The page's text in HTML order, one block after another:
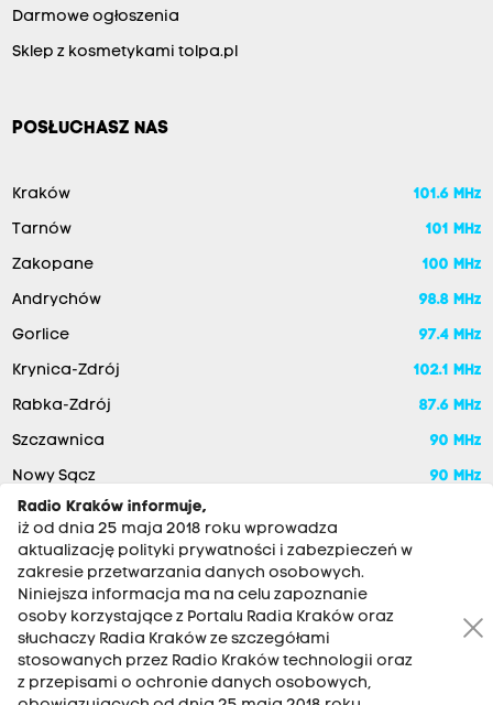
Darmowe ogłoszenia
Sklep z kosmetykami tolpa.pl
POSŁUCHASZ NAS
Kraków 101.6 MHz
Tarnów 101 MHz
Zakopane 100 MHz
Andrychów 98.8 MHz
Gorlice 97.4 MHz
Krynica-Zdrój 102.1 MHz
Rabka-Zdrój 87.6 MHz
Szczawnica 90 MHz
Nowy Sącz 90 MHz
RADIO KRAKÓW SA. Aleja Juliusza Słowackiego 22, 30-007
Radio Kraków informuje,
iż od dnia 25 maja 2018 roku wprowadza
aktualizację polityki prywatności i zabezpieczeń w
zakresie przetwarzania danych osobowych.
Niniejsza informacja ma na celu zapoznanie
osoby korzystające z Portalu Radia Kraków oraz
słuchaczy Radia Kraków ze szczegółami
stosowanych przez Radio Kraków technologii oraz
z przepisami o ochronie danych osobowych,